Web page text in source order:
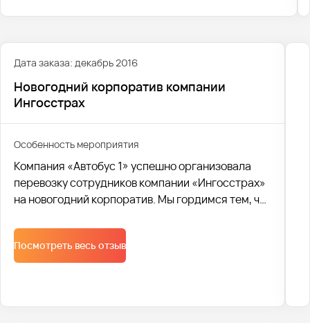
Екатеринбурге.
Дата заказа: декабрь 2016
Новогодний корпоратив компании
Ингосстрах
Особенность мероприятия
Компания «Автобус 1» успешно организовала
перевозку сотрудников компании «Ингосстрах»
на новогодний корпоратив. Мы гордимся тем, что
участников праздника
Посмотреть весь отзыв